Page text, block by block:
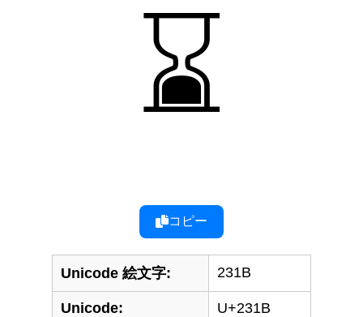
⌛
コピー
Unicode 絵文字: 231B
Unicode: U+231B